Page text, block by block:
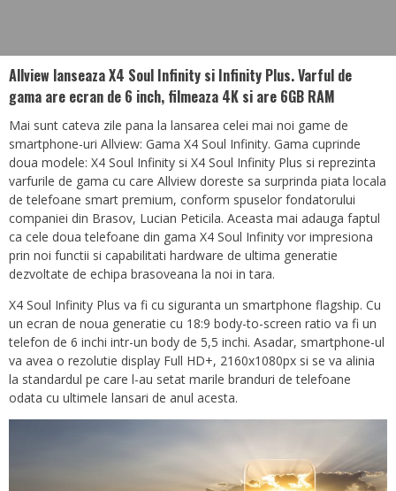
Allview lanseaza X4 Soul Infinity si Infinity Plus. Varful de
gama are ecran de 6 inch, filmeaza 4K si are 6GB RAM
Mai sunt cateva zile pana la lansarea celei mai noi game de
smartphone-uri Allview: Gama X4 Soul Infinity. Gama cuprinde
doua modele: X4 Soul Infinity si X4 Soul Infinity Plus si reprezinta
varfurile de gama cu care Allview doreste sa surprinda piata locala
de telefoane smart premium, conform spuselor fondatorului
companiei din Brasov, Lucian Peticila. Aceasta mai adauga faptul
ca cele doua telefoane din gama X4 Soul Infinity vor impresiona
prin noi functii si capabilitati hardware de ultima generatie
dezvoltate de echipa brasoveana la noi in tara.
X4 Soul Infinity Plus va fi cu siguranta un smartphone flagship. Cu
un ecran de noua generatie cu 18:9 body-to-screen ratio va fi un
telefon de 6 inchi intr-un body de 5,5 inchi. Asadar, smartphone-ul
va avea o rezolutie display Full HD+, 2160x1080px si se va alinia
la standardul pe care l-au setat marile branduri de telefoane
odata cu ultimele lansari de anul acesta.